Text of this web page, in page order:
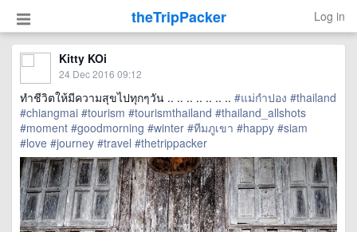
theTripPacker Log in
Kitty KOi
24 Dec 2016 09:12
ทำชีวิตให้มีความสุขไปทุกๆวัน .. .. .. .. .. .. .. #แม่กำปอง #thailand
#chiangmai #tourism #tourismthailand #thailand_allshots
#moment #goodmorning #winter #ทีมภูเขา #happy #siam
#love #journey #travel #thetrippacker